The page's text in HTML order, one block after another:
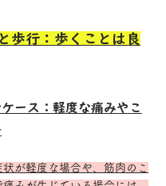
歩行：歩くことは良
ース：軽度な痛みやこ
が軽度な場合や、筋肉のこ